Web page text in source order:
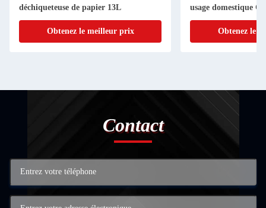
déchiqueteuse de papier 13L
Obtenez le meilleur prix
usage domestique
Obtenez le
Contact